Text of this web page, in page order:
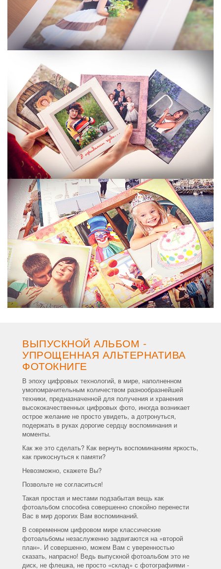
ВЫПУСКНОЙ АЛЬБОМ -
УПРОЩЕННАЯ АЛЬТЕРНАТИВА
ФОТОКНИГЕ
В эпоху цифровых технологий, в мире, наполненном
умопомрачительным количеством разнообразнейшей
техники, предназначенной для получения и хранения
высококачественных цифровых фото, иногда возникает
острое желание не просто увидеть, а дотронуться,
подержать в руках дорогие сердцу воспоминания и
моменты.
Как же это сделать? Как вернуть воспоминаниям яркость,
как прикоснуться к памяти?
Невозможно, скажете Вы?
Позвольте не согласиться!
Такая простая и местами подзабытая вещь как
фотоальбом способна совершенно спокойно перенести
Вас в мир дорогих Вам воспоминаний.
В современном цифровом мире классические
фотоальбомы незаслуженно задвигаются на «второй
план». И совершенно, можем Вам с уверенностью
сказать, напрасно! Ведь выпускной фотоальбом это не
диск, не флешка, не просто «склад» с фотографиями -